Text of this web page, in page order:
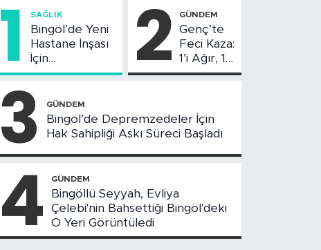
1 SAĞLIK
Bingöl’de Yeni
Hastane İnşası
İçin
Değerlendirme
Yapıldı
2 GÜNDEM
Genç’te
Feci Kaza:
1’i Ağır, 10
Yaralı
3 GÜNDEM
Bingöl’de Depremzedeler İçin
Hak Sahipliği Askı Süreci Başladı
4 GÜNDEM
Bingöllü Seyyah, Evliya
Çelebi'nin Bahsettiği Bingöl'deki
O Yeri Görüntüledi